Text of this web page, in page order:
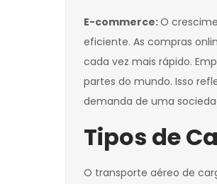
E-commerce:O
eficiente. As compras
cada vez mais rápido.
partes do mundo. Isso
demanda de uma
Tipos de
O transporte aéreo de